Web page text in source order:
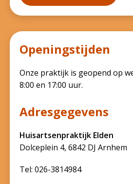
Openingstijden
Onze praktijk is geopend op
8:00 en 17:00 uur.
Adresgegevens
Huisartsenpraktijk Elden
Dolceplein 4, 6842 DJ Arnhem
Tel: 026-3814984